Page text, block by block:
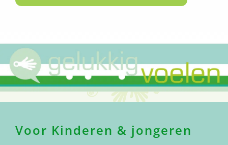
Voor Kinderen & jongeren